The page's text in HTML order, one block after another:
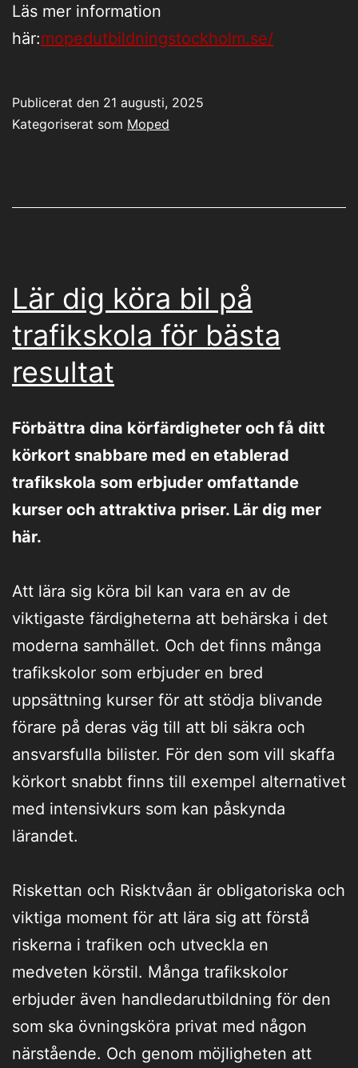
Läs mer information
här:mopedutbildningstockholm.se/
Publicerat den 21 augusti, 2025
Kategoriserat som Moped
Lär dig köra bil på
trafikskola för bästa
resultat
Förbättra dina körfärdigheter och få ditt
körkort snabbare med en etablerad
trafikskola som erbjuder omfattande
kurser och attraktiva priser. Lär dig mer
här.
Att lära sig köra bil kan vara en av de
viktigaste färdigheterna att behärska i det
moderna samhället. Och det finns många
trafikskolor som erbjuder en bred
uppsättning kurser för att stödja blivande
förare på deras väg till att bli säkra och
ansvarsfulla bilister. För den som vill skaffa
körkort snabbt finns till exempel alternativet
med intensivkurs som kan påskynda
lärandet.
Riskettan och Risktvåan är obligatoriska och
viktiga moment för att lära sig att förstå
riskerna i trafiken och utveckla en
medveten körstil. Många trafikskolor
erbjuder även handledarutbildning för den
som ska övningsköra privat med någon
närstående. Och genom möjligheten att